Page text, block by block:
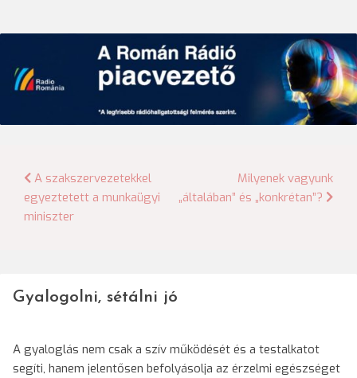
Bejegyzés
navigáció
A szakszervezetekkel
egyeztetett a munkaügyi
miniszter
Milyenek vagyunk
„általában” és „konkrétan”?
Gyalogolni, sétálni jó
A gyaloglás nem csak a szív működését és a testalkatot
segíti, hanem jelentősen befolyásolja az érzelmi egészséget